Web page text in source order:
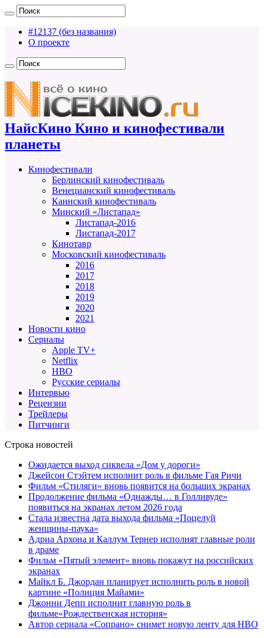
#12137 (без названия)
О проекте
НайсКино Кино и кинофестивали
планеты
Кинофестивали
Берлинский кинофестиваль
Венецианский кинофестиваль
Каннский кинофестиваль
Минский «Листапад»
Листапад-2016
Листапад-2017
Кинотавр
Московский кинофестиваль
2016
2017
2018
2019
2020
2021
Новости кино
Сериалы
Apple TV+
Netflix
HBO
Русские сериалы
Интервью
Рецензии
Трейлеры
Питчинги
Строка новостей
Ожидается выход сиквела «Дом у дороги»
Джейсон Стэйтем исполнит роль в фильме Гая Ричи
Фильм «Стиляги» вновь появится на больших экранах
Продолжение фильма «Однажды… в Голливуде»
появиться на экранах летом 2026 года
Стала известна дата выхода фильма «Поцелуй
женщины-паука»
Адриа Архона и Каллум Тернер исполнят главные роли
в драме
Фильм «Пятый элемент» вновь покажут на российских
экранах
Майкл Б. Джордан планирует исполнить роль в новой
картине «Полиция Майами»
Джонни Депп исполнит главную роль в
фильме«Рождественская история»
Автор сериала «Сопрано» снимет новую ленту для HBO